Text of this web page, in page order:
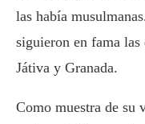
las había
siguieron en fama
Játiva y Granada.
Como muestra de su